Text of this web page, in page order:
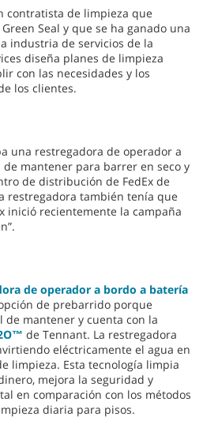
contratista de limpieza que
Seal y que se ha ganado una
industria de servicios de la
diseña planes de limpieza
con las necesidades y los
los clientes.
una restregadora de operador a
mantener para barrer en seco y
de distribución de FedEx de
restregadora también tenía que
inició recientemente la campaña
de operador a bordo a batería
de prebarrido porque
mantener y cuenta con la
de Tennant. La restregadora
eléctricamente el agua en
limpieza. Esta tecnología limpia
mejora la seguridad y
en comparación con los métodos
diaria para pisos.